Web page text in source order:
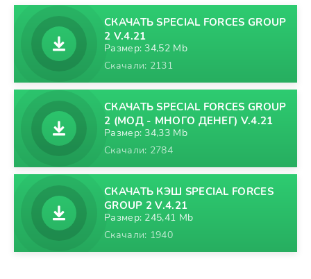
СКАЧАТЬ SPECIAL FORCES GROUP
2 V.4.21
Размер: 34,52 Mb
Скачали: 2131
СКАЧАТЬ SPECIAL FORCES GROUP
2 (МОД - МНОГО ДЕНЕГ) V.4.21
Размер: 34,33 Mb
Скачали: 2784
СКАЧАТЬ КЭШ SPECIAL FORCES
GROUP 2 V.4.21
Размер: 245,41 Mb
Скачали: 1940